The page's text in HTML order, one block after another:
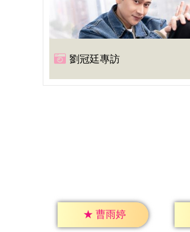
劉冠廷專訪
★ 曹雨婷